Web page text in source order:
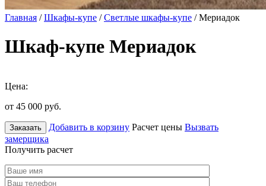
Главная /Шкафы-купе /Светлые шкафы-купе / Мериадок
Шкаф-купе Мериадок
Цена:
от 45 000 руб.
Заказать Добавить в корзину Расчет цены Вызвать
замерщика
Получить расчет